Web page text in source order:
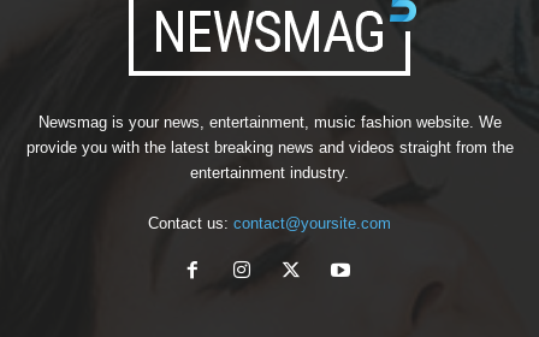
Newsmag is your news, entertainment, music fashion website. We
provide you with the latest breaking news and videos straight from the
entertainment industry.
Contact us: contact@yoursite.com